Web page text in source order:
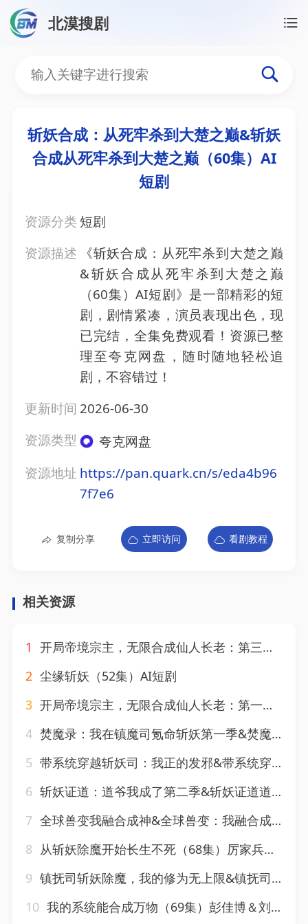
北漠搜剧
斩妖合成：从死牢杀到
斩妖合成：从死牢杀到大楚之巅&斩妖
合成从死牢杀到大楚之巅（60集）AI
短剧
资源分类 短剧
资源描述
《斩妖合成：从死牢杀到大楚之巅
&斩妖合成从死牢杀到大楚之巅
（60集）AI短剧》是一部精彩的短
剧，剧情紧凑，演员表现出色，现
已完结，全集免费观看！资源已整
理至夸克网盘，随时随地轻松追
剧，不容错过！
更新时间 2026-06-30
资源类型
夸克网盘
资源地址 https://pan.quark.cn/s/eda4b96
7f7e6
复制分享 立即访问 看剧教程
相关资源
1 开局帝境宗主，无限合成仙人长老：第三季&开局帝境宗主无限合成仙人长老第三季（135集）AI短剧
2 尘缘斩妖（52集）AI短剧
3 开局帝境宗主，无限合成仙人长老：第一季&开局帝境宗主无限合成仙人长老第一季（113集）AI短剧
4 焚魔录：我在镇魔司氪命斩妖第一季&焚魔录我在镇魔司氪命斩妖第一季（90集）AI短剧
5 带系统穿越斩妖司：我正的发邪&带系统穿越斩妖司我正的发邪（69集）AI短剧
6 斩妖证道：道爷我成了第二季&斩妖证道道爷我成了第二季（41集）AI短剧
7 全球兽变我融合成神&全球兽变：我融合成神（33集）Ai短剧
8 从斩妖除魔开始长生不死（68集）厉家兵＆王思齐
9 镇抚司斩妖除魔，我的修为无上限&镇抚司斩妖除魔我的修为无上限（80集）李兼任＆张婉琳
10 我的系统能合成万物（69集）彭佳博＆刘霖诺